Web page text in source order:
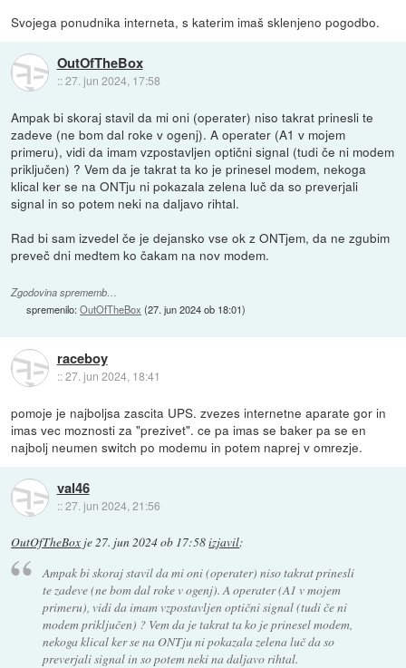
Svojega ponudnika interneta, s katerim imaš sklenjeno pogodbo.
OutOfTheBox
::27. jun 2024, 17:58
Ampak bi skoraj stavil da mi oni (operater) niso takrat prinesli te
zadeve (ne bom dal roke v ogenj). A operater (A1 v mojem
primeru), vidi da imam vzpostavljen optični signal (tudi če ni modem
priključen) ? Vem da je takrat ta ko je prinesel modem, nekoga
klical ker se na ONTju ni pokazala zelena luč da so preverjali
signal in so potem neki na daljavo rihtal.
Rad bi sam izvedel če je dejansko vse ok z ONTjem, da ne zgubim
preveč dni medtem ko čakam na nov modem.
Zgodovina sprememb…
spremenilo:OutOfTheBox (27. jun 2024 ob 18:01)
raceboy
::27. jun 2024, 18:41
pomoje je najboljsa zascita UPS. zvezes internetne aparate gor in
imas vec moznosti za "prezivet". ce pa imas se baker pa se en
najbolj neumen switch po modemu in potem naprej v omrezje.
val46
::27. jun 2024, 21:56
OutOfTheBox je27. jun 2024 ob 17:58izjavil:
Ampak bi skoraj stavil da mi oni (operater) niso takrat prinesli
te zadeve (ne bom dal roke v ogenj). A operater (A1 v mojem
primeru), vidi da imam vzpostavljen optični signal (tudi če ni
modem priključen) ? Vem da je takrat ta ko je prinesel modem,
nekoga klical ker se na ONTju ni pokazala zelena luč da so
preverjali signal in so potem neki na daljavo rihtal.